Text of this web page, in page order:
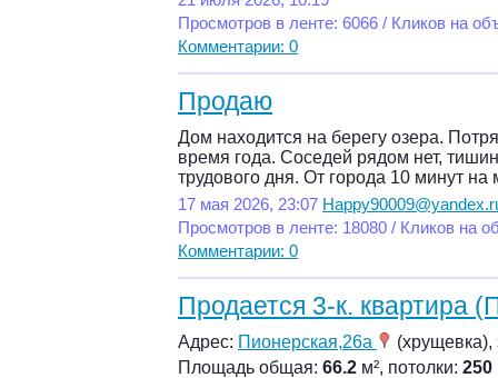
Просмотров в ленте: 6066 / Кликов на
Комментарии: 0
Продаю
Дом находится на берегу озера.
время года. Соседей рядом нет,
трудового дня. От города 10 минут
17 мая 2026, 23:07
Просмотров в ленте: 18080 / Кликов на
Комментарии: 0
Продается 3-к. квартира
Адрес: Пионерская,26а
(хрущевка),
Площадь общая: 66.2 м², потолки: 250